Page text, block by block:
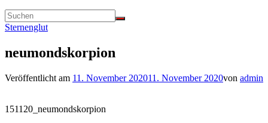
Sternenglut
neumondskorpion
Veröffentlicht am 11. November 202011. November 2020von admin
151120_neumondskorpion